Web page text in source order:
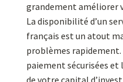
grandement améliorer
La disponibilité d’un
français est un atout
problèmes
paiement sécurisées